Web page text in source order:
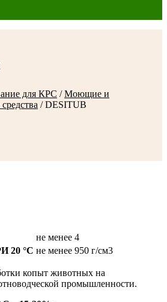
для КРС /Моющие и
/DESITUB
не менее 4
20 °С не менее 950 г/см3
копыт животных на
промышленности.